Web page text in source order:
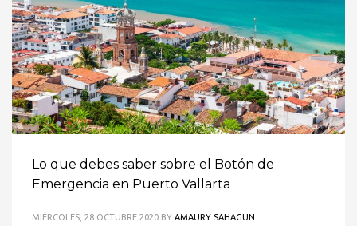
Lo que debes saber sobre el Botón de
Emergencia en Puerto Vallarta
MIÉRCOLES, 28 OCTUBRE 2020 BY AMAURY SAHAGUN